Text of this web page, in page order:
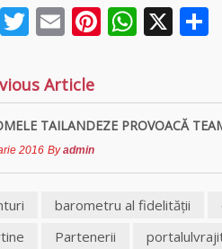
Facebook
Twitter
EmailPinterest
X
Article
TAILANDEZE PROVOACĂ
2016 Byadmin
barometru al fidelităţii
Partenerii